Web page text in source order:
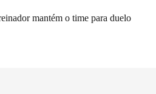
mantém o time para duelo